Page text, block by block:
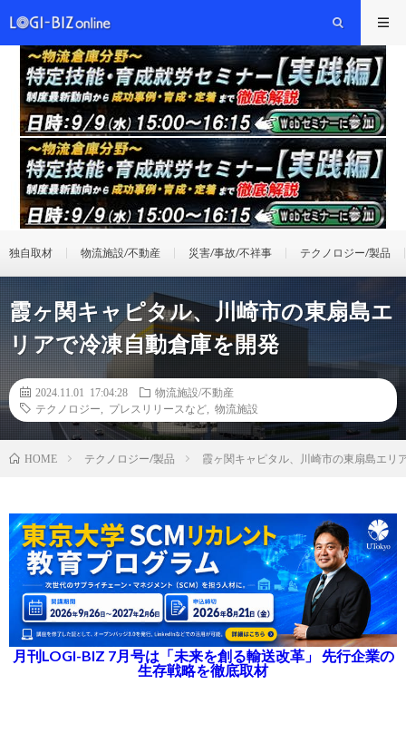
独自取材 物流施設/不動産 災害/事故/不祥事 テクノロジー/製品
霞ヶ関キャピタル、川崎市の東扇島エ
リアで冷凍自動倉庫を開発
2024.11.01 17:04:28
物流施設/不動産
テクノロジー
プレスリリースなど 物流施設
HOME テクノロジー/製品 霞ヶ関キャピタル、川崎市の東扇島エリ
月刊LOGI-BIZ 7月号は「未来を創る輸送改革」 先行企業の
生存戦略を徹底取材